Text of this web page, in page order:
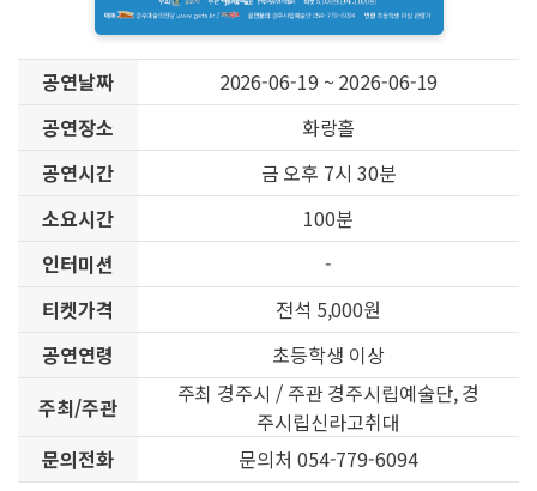
공연날짜
2026-06-19 ~ 2026-06-19
공연장소
화랑홀
공연시간
금 오후 7시 30분
소요시간
100분
인터미션
-
티켓가격
전석 5,000원
공연연령
초등학생 이상
주최/주관
주최 경주시 / 주관 경주시립예술단, 경
주시립신라고취대
문의전화
문의처 054-779-6094